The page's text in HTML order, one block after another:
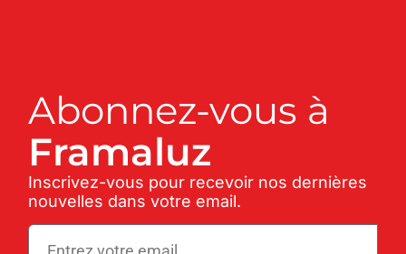
Abonnez-vous à
Framaluz
Inscrivez-vous pour recevoir nos dernières
nouvelles dans votre email.